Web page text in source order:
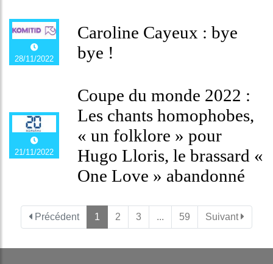
28/11/2022
Caroline Cayeux : bye
bye !
21/11/2022
Coupe du monde 2022 :
Les chants homophobes,
« un folklore » pour
Hugo Lloris, le brassard «
One Love » abandonné
Précédent 1 2 3 ... 59 Suivant